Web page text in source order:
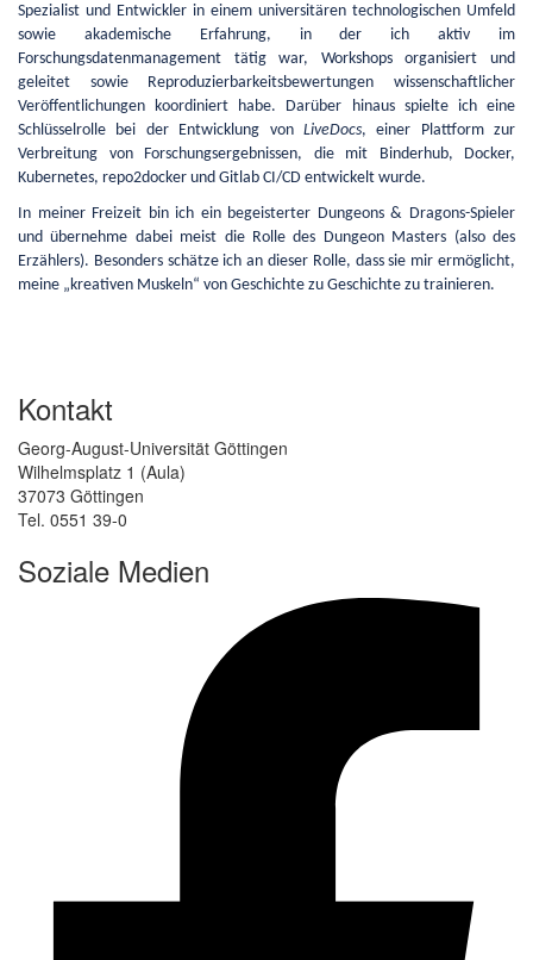
Spezialist und Entwickler in einem universitären technologischen Umfeld
sowie akademische Erfahrung, in der ich aktiv im
Forschungsdatenmanagement tätig war, Workshops organisiert und
geleitet sowie Reproduzierbarkeitsbewertungen wissenschaftlicher
Veröffentlichungen koordiniert habe. Darüber hinaus spielte ich eine
Schlüsselrolle bei der Entwicklung von LiveDocs, einer Plattform zur
Verbreitung von Forschungsergebnissen, die mit Binderhub, Docker,
Kubernetes, repo2docker und Gitlab CI/CD entwickelt wurde.
In meiner Freizeit bin ich ein begeisterter Dungeons & Dragons-Spieler
und übernehme dabei meist die Rolle des Dungeon Masters (also des
Erzählers). Besonders schätze ich an dieser Rolle, dass sie mir ermöglicht,
meine „kreativen Muskeln“ von Geschichte zu Geschichte zu trainieren.
Kontakt
Georg-August-Universität Göttingen
Wilhelmsplatz 1 (Aula)
37073 Göttingen
Tel. 0551 39-0
Soziale Medien